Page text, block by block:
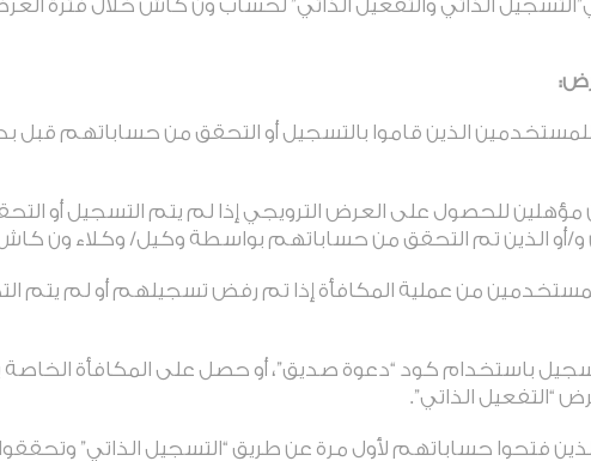
الذاتي والتفعيل الذاتي” لحساب ون كاش خلال فترة
الذين قاموا بالتسجيل أو التحقق من حساباتهم قبل
للحصول على العرض الترويجي إذا لم يتم التسجيل أو
أو الذين تم التحقق من حساباتهم بواسطة وكيل/ وكلاء ون
من عملية المكافأة إذا تم رفض تسجيلهم أو لم يتم
باستخدام كود “دعوة صديق”، أو حصل على المكافأة
“التفعيل الذاتي”.
فتحوا حساباتهم لأول مرة عن طريق “التسجيل الذاتي” وتحققوا